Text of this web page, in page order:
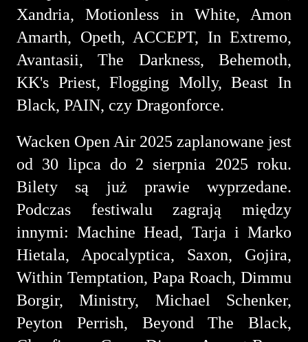
Xandria, Motionless in White, Amon
Amarth, Opeth, ACCEPT, In Extremo,
Avantasii, The Darkness, Behemoth,
KK's Priest, Flogging Molly, Beast In
Black, PAIN, czy Dragonforce.
Wacken Open Air 2025 zaplanowane jest
od 30 lipca do 2 sierpnia 2025 roku.
Bilety są już prawie wyprzedane.
Podczas festiwalu zagrają między
innymi: Machine Head, Tarja i Marko
Hietala, Apocalyptica, Saxon, Gojira,
Within Temptation, Papa Roach, Dimmu
Borgir, Ministry, Michael Schenker,
Peyton Perrish, Beyond The Black,